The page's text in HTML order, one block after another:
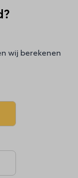
wij berekenen